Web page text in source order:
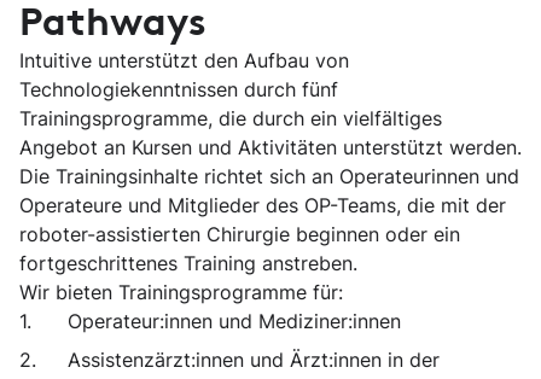
Pathways
Intuitive unterstützt den Aufbau von
Technologiekenntnissen durch fünf
Trainingsprogramme, die durch ein vielfältiges
Angebot an Kursen und Aktivitäten unterstützt werden.
Die Trainingsinhalte richtet sich an Operateurinnen und
Operateure und Mitglieder des OP-Teams, die mit der
roboter-assistierten Chirurgie beginnen oder ein
fortgeschrittenes Training anstreben.
Wir bieten Trainingsprogramme für:
Operateur:innen und Mediziner:innen
Assistenzärzt:innen und Ärzt:innen in der